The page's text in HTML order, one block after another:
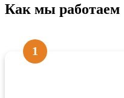
Как мы работаем
1